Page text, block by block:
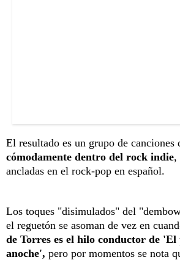
El resultado es un grupo de canciones
cómodamente dentro del rock indie,
ancladas en el rock-pop en español.
Los toques "disimulados" del
el reguetón se asoman de vez en
de Torres es el hilo conductor de
anoche', pero por momentos se nota